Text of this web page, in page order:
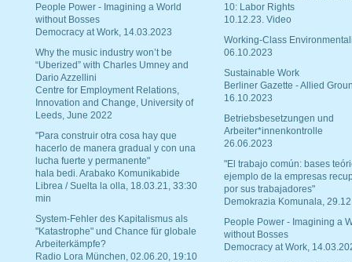
People Power - Imagining a World
without Bosses
Democracy at Work, 14.03.2023
Why the music industry won’t be
“Uberized” with Charles Umney and
Dario Azzellini
Centre for Employment Relations,
Innovation and Change, University of
Leeds, June 2022
"Para construir otra cosa hay que
hacerlo de manera gradual y con una
lucha fuerte y permanente"
hala bedi. Arabako Komunikabide
Librea / Suelta la olla, 18.03.21, 33:30
min
System-Fehler des Kapitalismus als
"Katastrophe" und Chance für globale
Arbeiterkämpfe?
Radio Lora München, 02.06.20, 19:10
10: Labor Rights
10.12.23. Video
Working-Class
06.10.2023
Sustainable Work
Berliner Gazette - Allied
16.10.2023
Betriebsbesetzungen und
Arbeiter*innenkontrolle
26.06.2023
"El trabajo común: bases
ejemplo de la empresas
por sus trabajadores"
Demokrazia Komunala,
People Power - Imagining a
without Bosses
Democracy at Work,